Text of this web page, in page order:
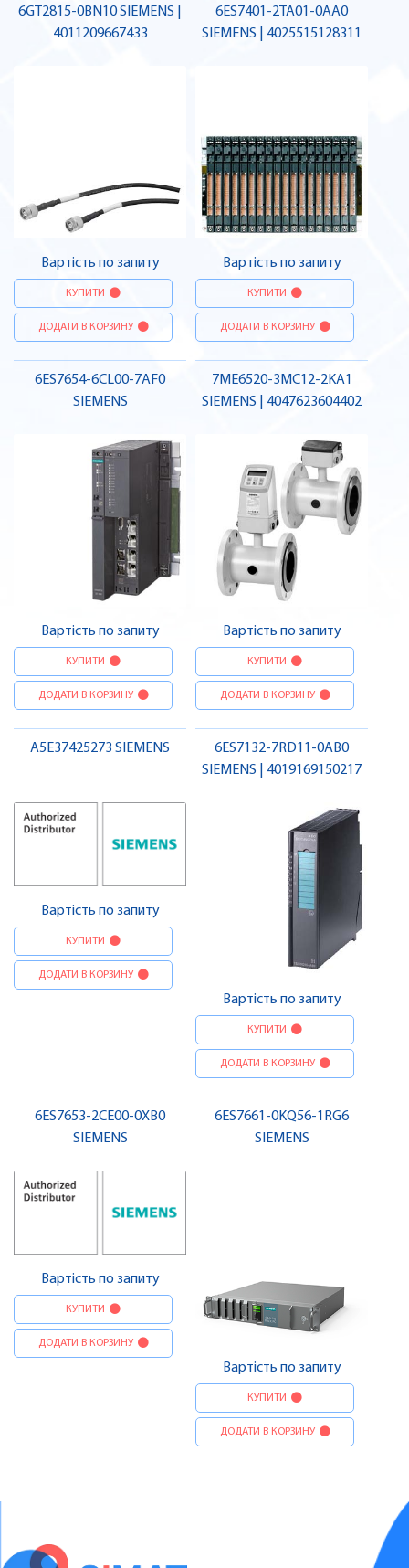
6GT2815-0BN10 SIEMENS |
4011209667433
Вартість по запиту
КУПИТИ
ДОДАТИ В КОРЗИНУ
6ES7401-2TA01-0AA0
SIEMENS | 4025515128311
Вартість по запиту
КУПИТИ
ДОДАТИ В КОРЗИНУ
6ES7654-6CL00-7AF0
SIEMENS
Вартість по запиту
КУПИТИ
ДОДАТИ В КОРЗИНУ
7ME6520-3MC12-2KA1
SIEMENS | 4047623604402
Вартість по запиту
КУПИТИ
ДОДАТИ В КОРЗИНУ
A5E37425273 SIEMENS
Вартість по запиту
КУПИТИ
ДОДАТИ В КОРЗИНУ
6ES7132-7RD11-0AB0
SIEMENS | 4019169150217
Вартість по запиту
КУПИТИ
ДОДАТИ В КОРЗИНУ
6ES7653-2CE00-0XB0
SIEMENS
Вартість по запиту
КУПИТИ
ДОДАТИ В КОРЗИНУ
6ES7661-0KQ56-1RG6
SIEMENS
Вартість по запиту
КУПИТИ
ДОДАТИ В КОРЗИНУ